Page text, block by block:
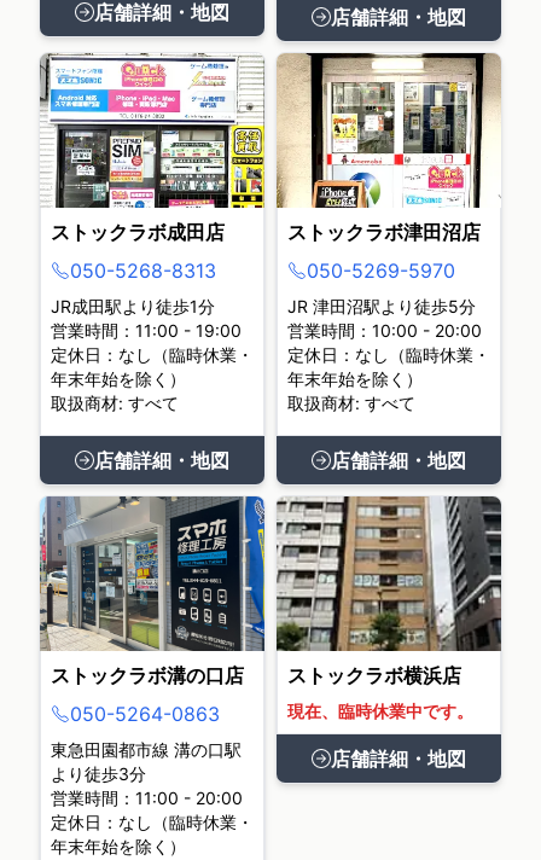
店舗詳細・地図 店舗詳細・地図
ストックラボ成田店
050-5268-8313
JR成田駅より徒歩1分
営業時間：11:00 - 19:00
定休日：なし（臨時休業・
年末年始を除く）
取扱商材: すべて
店舗詳細・地図
ストックラボ津田沼店
050-5269-5970
JR 津田沼駅より徒歩5分
営業時間：10:00 - 20:00
定休日：なし（臨時休業・
年末年始を除く）
取扱商材: すべて
店舗詳細・地図
ストックラボ溝の口店
050-5264-0863
東急田園都市線 溝の口駅
より徒歩3分
営業時間：11:00 - 20:00
定休日：なし（臨時休業・
年末年始を除く）
ストックラボ横浜店
現在、臨時休業中です。
店舗詳細・地図